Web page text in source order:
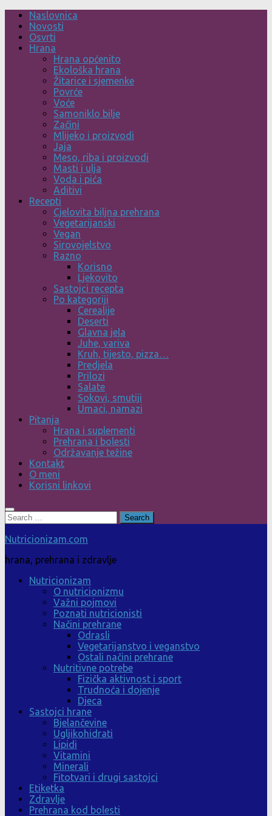
Skip
content
Naslovnica
Novosti
Osvrti
Hrana
Hrana općenito
Ekološka hrana
Žitarice i sjemenke
Povrće
Voće
Samoniklo bilje
Začini
Mlijeko i proizvodi
Jaja
Meso, riba i proizvodi
Masti i ulja
Voda i pića
Aditivi
Recepti
Cjelovita biljna prehrana
Vegetarijanski
Vegan
Sirovojelstvo
Razno
Korisno
Ljekovito
Sastojci recepta
Po kategoriji
Cerealije
Deserti
Glavna jela
Juhe, variva
Kruh, tijesto, pizza…
Predjela
Prilozi
Salate
Sokovi, smutiji
Umaci, namazi
Pitanja
Hrana i suplementi
Prehrana i bolesti
Održavanje težine
Kontakt
O meni
Korisni linkovi
Search
for:
Nutricionizam.com
hrana, prehrana i zdravlje
Nutricionizam
O nutricionizmu
Važni pojmovi
Poznati nutricionisti
Načini prehrane
Odrasli
Vegetarijanstvo i veganstvo
Ostali načini prehrane
Nutritivne potrebe
Fizička aktivnost i sport
Trudnoća i dojenje
Djeca
Sastojci hrane
Bjelančevine
Ugljikohidrati
Lipidi
Vitamini
Minerali
Fitotvari i drugi sastojci
Etiketka
Zdravlje
Prehrana kod bolesti